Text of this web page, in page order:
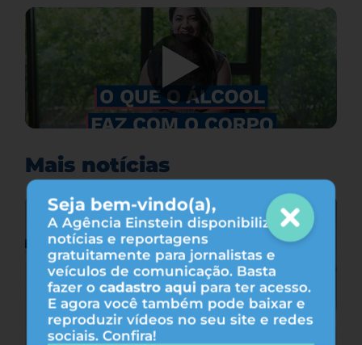
Seja bem-vindo(a),
A Agência Einstein disponibiliza
notícias e reportagens
gratuitamente para jornalistas e
veículos de comunicação. Basta
fazer o cadastro aqui para ter acesso.
E agora você também pode baixar e
reproduzir vídeos no seu site e redes
sociais. Confira!
Mais notícias